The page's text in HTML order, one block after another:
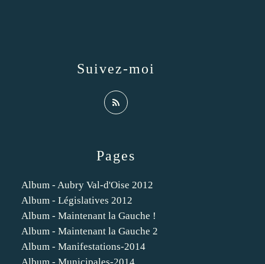
Pages
Album - Aubry Val-d'Oise 2012
Album - Législatives 2012
Album - Maintenant la Gauche !
Album - Maintenant la Gauche 2
Album - Manifestations-2014
Suivez-moi